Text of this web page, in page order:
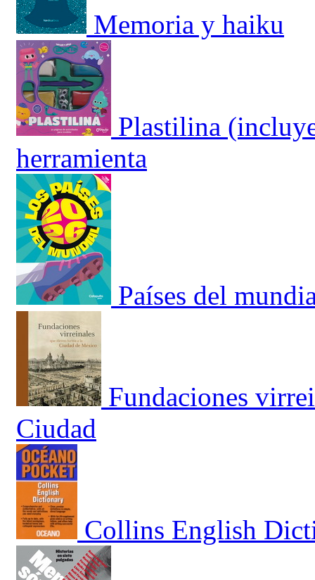
Memoria y haiku
Plastilina
herramienta
Países del
Fundaciones
Ciudad
Collins English